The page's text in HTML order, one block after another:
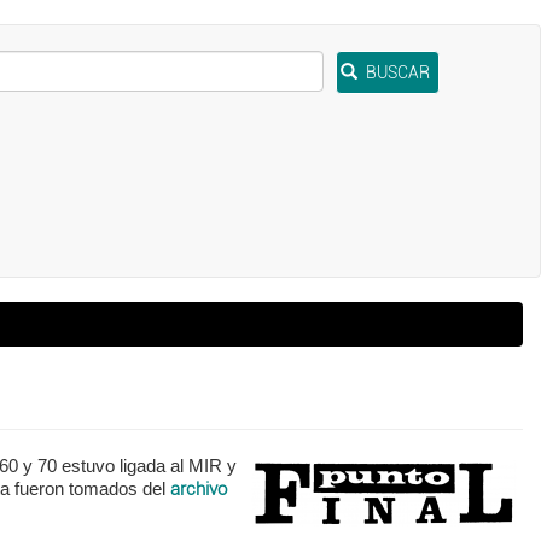
BUSCAR
y 70 estuvo ligada al MIR y
fueron tomados del archivo